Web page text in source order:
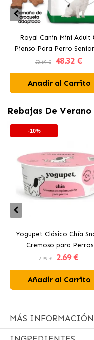
Royal Canin Mini Adult
Pienso Para Perro
Tamaño Pequeño
53.69 € 48.32 €
Añadir al Carrito
Rebajas De Verano
-10%
Yogupet Clásico Chía
Cremoso para Perros
2.99 € 2.69 €
Añadir al Carrito
MÁS INFORMACIÓN